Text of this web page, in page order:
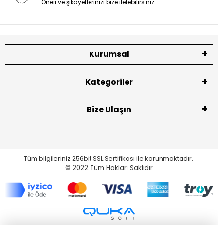
Öneri ve şikayetlerinizi bize iletebilirsiniz.
Kurumsal
Kategoriler
Bize Ulaşın
Tüm bilgileriniz 256bit SSL Sertifikası ile korunmaktadır.
© 2022 Tüm Hakları Saklıdır